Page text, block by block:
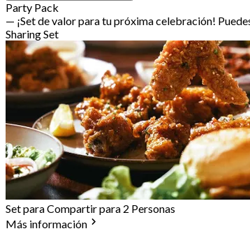
Party Pack
— ¡Set de valor para tu próxima celebración!
Sharing Set
Set para Compartir para 2 Personas
Más información